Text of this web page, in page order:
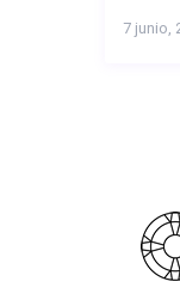
7 junio,